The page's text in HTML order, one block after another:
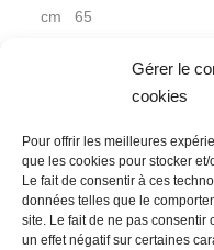
Gérer le
cookies
Pour offrir les meilleures
que les cookies pour stocker
Le fait de consentir à ces
données telles que le
site. Le fait de ne pas consentir
un effet négatif sur certaines
cm 65
Nous contacter
Politique de confidentialité